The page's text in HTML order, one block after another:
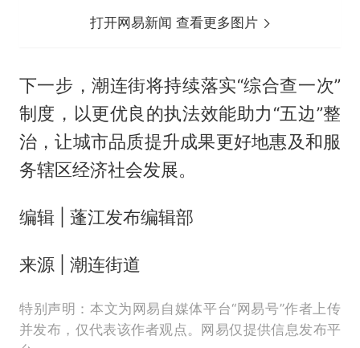
打开网易新闻 查看更多图片
下一步，潮连街将持续落实“综合查一次”
制度，以更优良的执法效能助力“五边”整
治，让城市品质提升成果更好地惠及和服
务辖区经济社会发展。
编辑 | 蓬江发布编辑部
来源 | 潮连街道
特别声明：本文为网易自媒体平台“网易号”作者上传
并发布，仅代表该作者观点。网易仅提供信息发布平